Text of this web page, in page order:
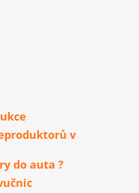
v
do auta ?